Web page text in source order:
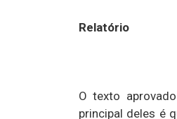
Relatório
O texto
principal deles é